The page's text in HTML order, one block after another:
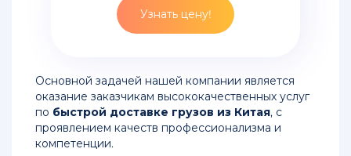
доставки
сборного
груза
из
Китая
Узнать цену!
Основной задачей нашей компании является
оказание заказчикам высококачественных услуг
по быстрой доставке грузов из Китая, с
проявлением качеств профессионализма и
компетенции.